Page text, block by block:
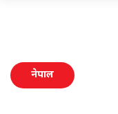
नेपाल